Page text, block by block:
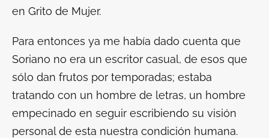
en Grito de Mujer.
Para entonces ya me había dado cuenta que
Soriano no era un escritor casual, de esos que
sólo dan frutos por temporadas; estaba
tratando con un hombre de letras, un hombre
empecinado en seguir escribiendo su visión
personal de esta nuestra condición humana.